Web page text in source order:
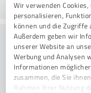
Wir verwenden
personalisieren,
können und die Zugriffe
Außerdem geben wir
unserer Website an
Werbung und Analysen
Informationen
zusammen, die Sie
Rahmen Ihrer Nutzung